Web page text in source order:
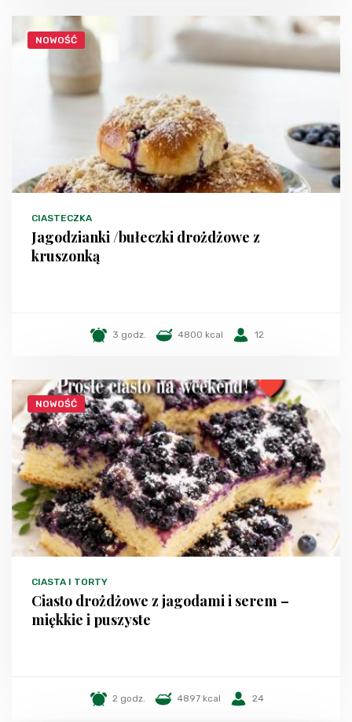
NOWOŚĆ
CIASTECZKA
Jagodzianki /bułeczki drożdżowe z
kruszonką
3 godz. 4800 kcal 12
NOWOŚĆ
CIASTA I TORTY
Ciasto drożdżowe z jagodami i serem –
miękkie i puszyste
2 godz. 4897 kcal 24